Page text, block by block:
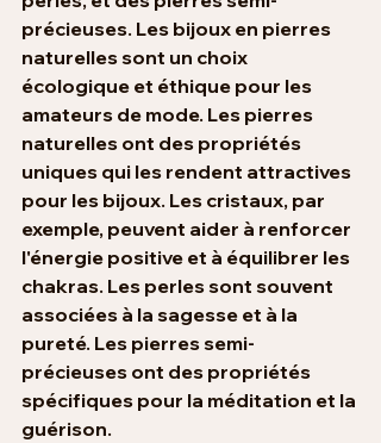
précieuses. Les bijoux en pierres
naturelles sont un choix
écologique et éthique pour les
amateurs de mode. Les pierres
naturelles ont des propriétés
uniques qui les rendent attractives
pour les bijoux. Les cristaux, par
exemple, peuvent aider à renforcer
l'énergie positive et à équilibrer les
chakras. Les perles sont souvent
associées à la sagesse et à la
pureté. Les pierres semi-
précieuses ont des propriétés
spécifiques pour la méditation et la
guérison.